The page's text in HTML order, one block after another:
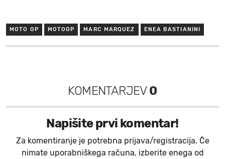
MOTO GP MOTOGP MARC MARQUEZ ENEA BASTIANINI
KOMENTARJEV0
Napišite prvi komentar!
Za komentiranje je potrebna prijava/registracija. Če
nimate uporabniškega računa, izberite enega od